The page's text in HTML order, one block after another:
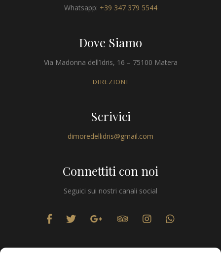
Whatsapp: +39 347 379 5544
Dove Siamo
Via Madonna dell’Idris, 16 – 75100 Matera
DIREZIONI
Scrivici
dimoredellidris@gmail.com
Connettiti con noi
Seguici sui nostri canali social